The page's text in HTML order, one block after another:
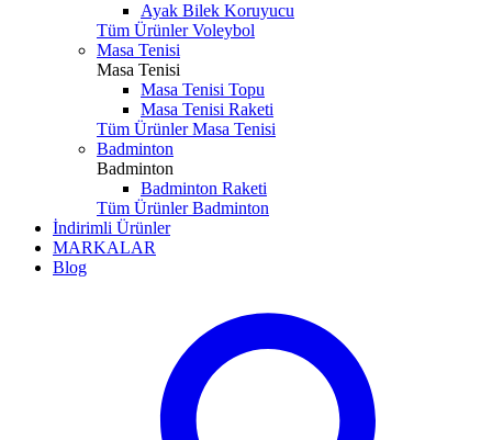
Ayak Bilek Koruyucu
Tüm Ürünler Voleybol
Masa Tenisi
Masa Tenisi
Masa Tenisi Topu
Masa Tenisi Raketi
Tüm Ürünler Masa Tenisi
Badminton
Badminton
Badminton Raketi
Tüm Ürünler Badminton
İndirimli Ürünler
MARKALAR
Blog